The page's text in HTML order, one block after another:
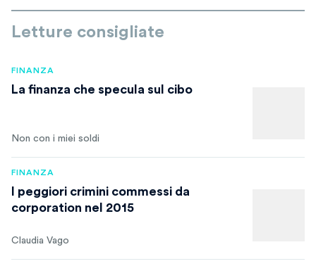
Letture consigliate
FINANZA
La finanza che specula sul cibo
Non con i miei soldi
FINANZA
I peggiori crimini commessi da
corporation nel 2015
Claudia Vago